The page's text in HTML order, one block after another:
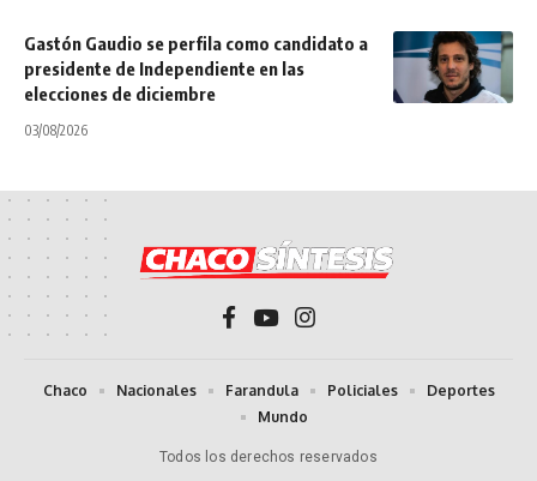
Gastón Gaudio se perfila como candidato a
presidente de Independiente en las
elecciones de diciembre
03/08/2026
Todos los derechos reservados
Chaco Nacionales Farandula Policiales
Deportes
Mundo